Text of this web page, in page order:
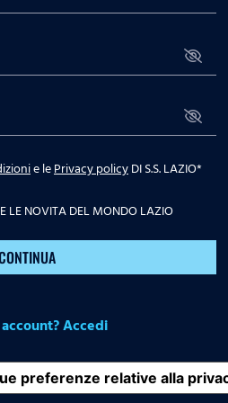
e lePrivacy policyDI S.S. LAZIO*
LE NOVITA DEL MONDO LAZIO
Accedi
preferenze relative alla